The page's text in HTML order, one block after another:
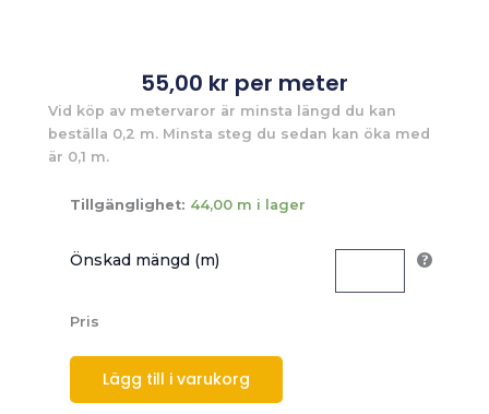
55,00 kr per meter
Vid köp av metervaror är minsta längd du kan
beställa 0,2 m. Minsta steg du sedan kan öka med
är 0,1 m.
Tillgänglighet: 44,00 m i lager
Önskad mängd (m)
Pris
Lägg till i varukorg